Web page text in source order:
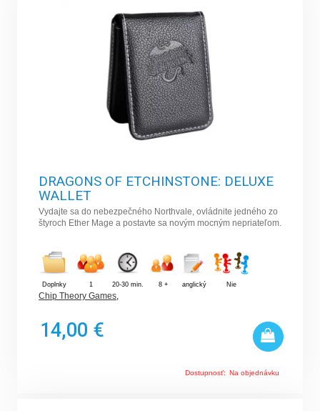
DRAGONS OF ETCHINSTONE: DELUXE
WALLET
Vydajte sa do nebezpečného Northvale, ovládnite jedného zo
štyroch Ether Mage a postavte sa novým mocným nepriateľom.
Doplnky 1 20-30 min. 8 + anglický Nie
Chip Theory Games,
14,00 €
Dostupnosť: Na objednávku